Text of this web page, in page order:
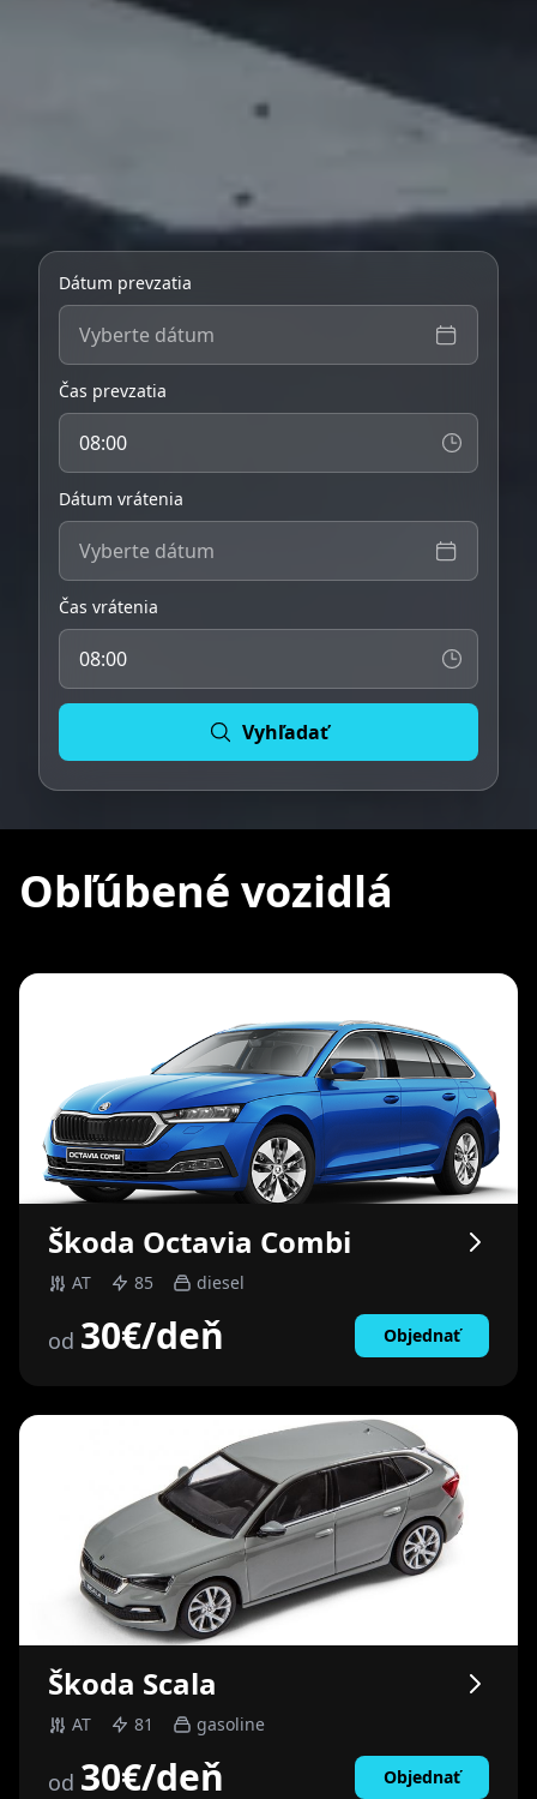
Dátum prevzatia
Vyberte dátum
Čas prevzatia
Dátum vrátenia
Vyberte dátum
Čas vrátenia
Vyhľadať
Obľúbené vozidlá
Škoda Octavia Combi
AT 85 diesel
od 30€/deň Objednať
Škoda Scala
AT 81 gasoline
od 30€/deň Objednať